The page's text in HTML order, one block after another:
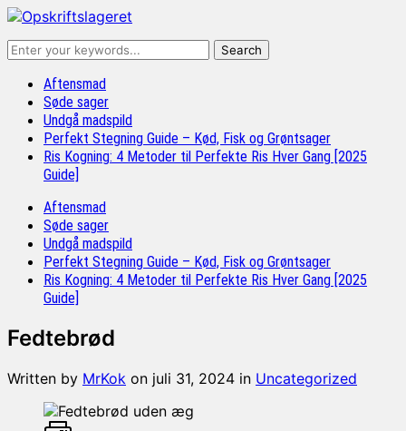
Aftensmad
Søde sager
Undgå madspild
Perfekt Stegning Guide – Kød, Fisk og Grøntsager
Ris Kogning: 4 Metoder til Perfekte Ris Hver Gang [2025
Guide]
Aftensmad
Søde sager
Undgå madspild
Perfekt Stegning Guide – Kød, Fisk og Grøntsager
Ris Kogning: 4 Metoder til Perfekte Ris Hver Gang [2025
Guide]
Fedtebrød
Written by MrKok on juli 31, 2024 in Uncategorized